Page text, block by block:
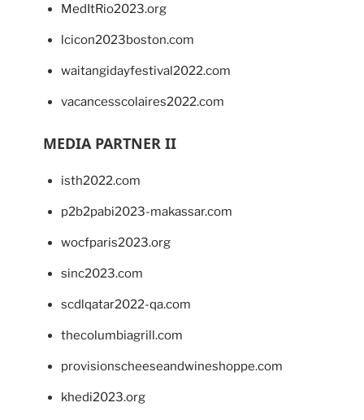
MedItRio2023.org
lcicon2023boston.com
waitangidayfestival2022.com
vacancesscolaires2022.com
MEDIA PARTNER II
isth2022.com
p2b2pabi2023-makassar.com
wocfparis2023.org
sinc2023.com
scdlqatar2022-qa.com
thecolumbiagrill.com
provisionscheeseandwineshoppe.com
khedi2023.org